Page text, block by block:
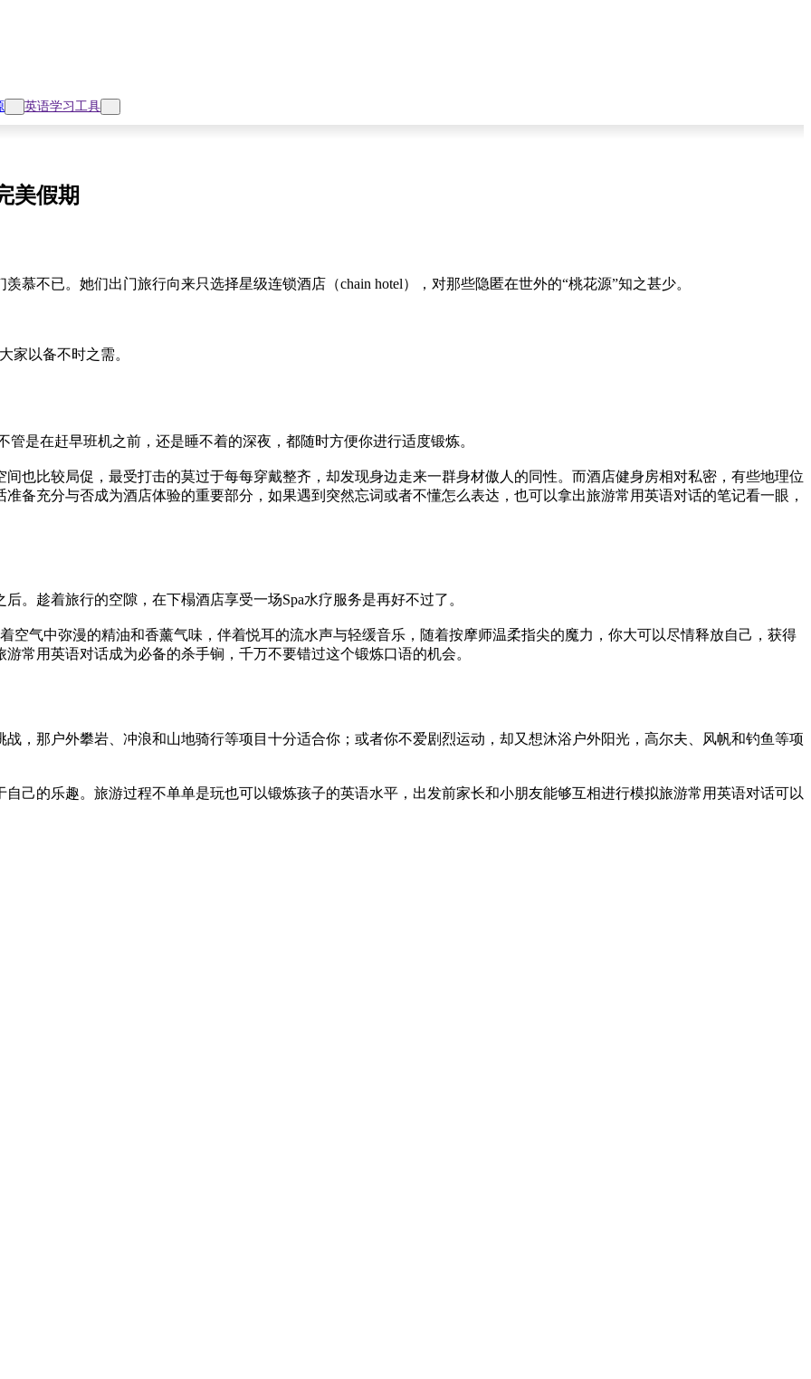
英语学习工具
美假期
慕不已。她们出门旅行向来只选择星级连锁酒店（chain hotel），对那些隐匿在世外的“桃花源”知之甚少。
家以备不时之需。
是在赶早班机之前，还是睡不着的深夜，都随时方便你进行适度锻炼。
也比较局促，最受打击的莫过于每每穿戴整齐，却发现身边走来一群身材傲人的同性。而酒店健身房相对私密，有些地理位
备充分与否成为酒店体验的重要部分，如果遇到突然忘词或者不懂怎么表达，也可以拿出旅游常用英语对话的笔记看一眼，
。趁着旅行的空隙，在下榻酒店享受一场Spa水疗服务是再好不过了。
空气中弥漫的精油和香薰气味，伴着悦耳的流水声与轻缓音乐，随着按摩师温柔指尖的魔力，你大可以尽情释放自己，获得
常用英语对话成为必备的杀手锏，千万不要错过这个锻炼口语的机会。
，那户外攀岩、冲浪和山地骑行等项目十分适合你；或者你不爱剧烈运动，却又想沐浴户外阳光，高尔夫、风帆和钓鱼等项
己的乐趣。旅游过程不单单是玩也可以锻炼孩子的英语水平，出发前家长和小朋友能够互相进行模拟旅游常用英语对话可以